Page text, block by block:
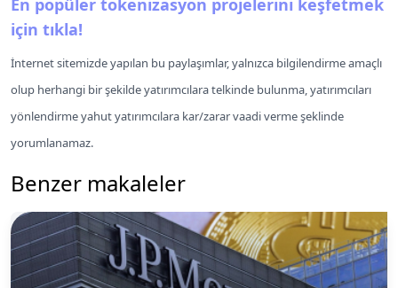
için tıkla!
İnternet sitemizde yapılan bu paylaşımlar, yalnızca bilgilendirme amaçlı
olup herhangi bir şekilde yatırımcılara telkinde bulunma, yatırımcıları
yönlendirme yahut yatırımcılara kar/zarar vaadi verme şeklinde
yorumlanamaz.
Benzer makaleler